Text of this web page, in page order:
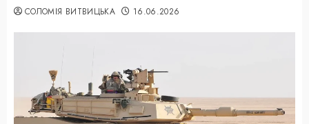
СОЛОМІЯ ВИТВИЦЬКА 16.06.2026